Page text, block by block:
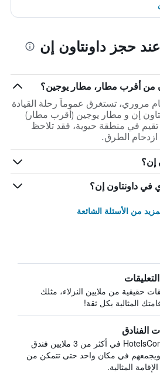
عند حجز داونتاون إن
من أقرب مطار، مطار يوجين؟
مروري، تستغرق عموماً رحلة القيادة
بين داونتاون إن و مطار يوجين (أقرب مطار)
إذا كنت تقيم في منطقة حيوية، فقد تلاحظ
ازدحام الطرق.
إن؟
في داونتاون إن؟
من الأسئلة الشائعة
حقيقية من ملايين النزلاء، مثلك
المثالية بكل ثقة!
الفنادق
يبحث HotelsCombined في أكثر من 3 ملايين فندق
ويجمعهم في مكان واحد حتى تتمكن من
المثالية.